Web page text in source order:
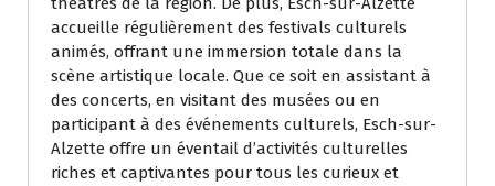
accueille régulièrement des festivals culturels
animés, offrant une immersion totale dans la
scène artistique locale. Que ce soit en assistant à
des concerts, en visitant des musées ou en
participant à des événements culturels, Esch-sur-
Alzette offre un éventail d’activités culturelles
riches et captivantes pour tous les curieux et